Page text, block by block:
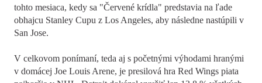
tohto mesiaca, kedy sa "Červené krídla" predstavia na ľade
obhajcu Stanley Cupu z Los Angeles, aby následne nastúpili v
San Jose.
V celkovom ponímaní, teda aj s početnými výhodami hranými
v domácej Joe Louis Arene, je presilová hra Red Wings piata